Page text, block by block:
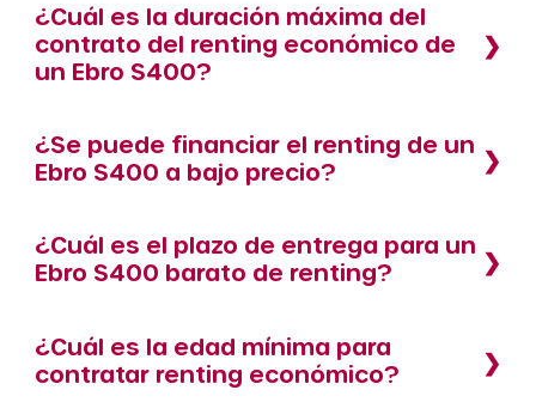
¿Cuál es la duración máxima del
contrato del renting económico de
un Ebro S400?
¿Se puede financiar el renting de un
Ebro S400 a bajo precio?
¿Cuál es el plazo de entrega para un
Ebro S400 barato de renting?
¿Cuál es la edad mínima para
contratar renting económico?